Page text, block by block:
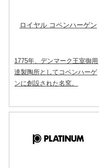
ロイヤル コペンハーゲン
1775年、デンマーク王室御用
達製陶所としてコペンハーゲ
ンに創設された名窯。